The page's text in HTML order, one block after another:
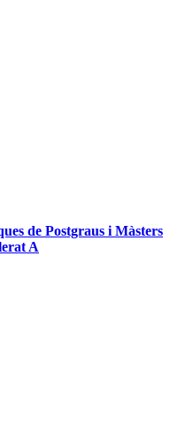
de Postgraus i Màsters
A